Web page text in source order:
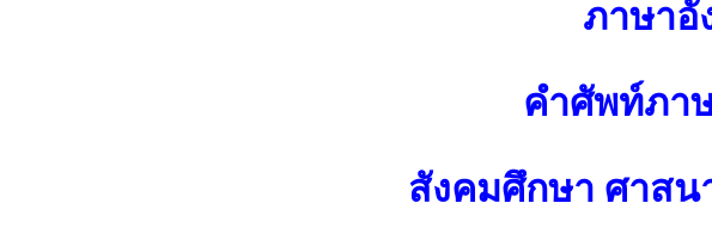
ภาษาอั
คำศัพท์ภา
สังคมศึกษา ศาส